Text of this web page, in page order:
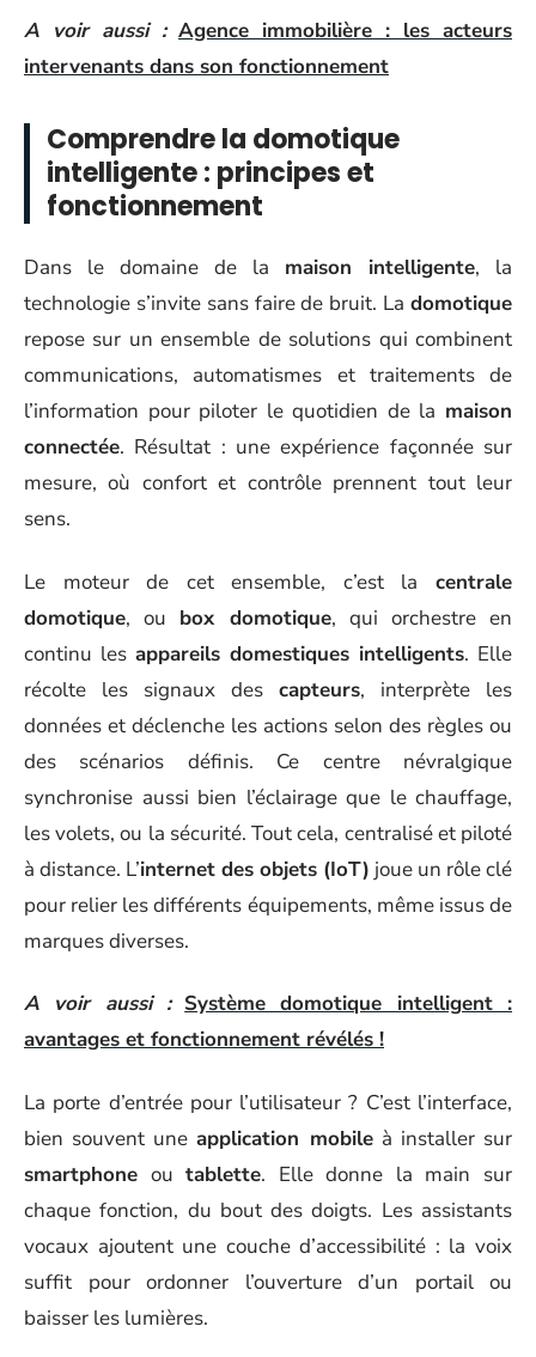
A voir aussi : Agence immobilière : les acteurs
intervenants dans son fonctionnement
Comprendre la domotique
intelligente : principes et
fonctionnement
Dans le domaine de la maison intelligente, la
technologie s’invite sans faire de bruit. La domotique
repose sur un ensemble de solutions qui combinent
communications, automatismes et traitements de
l’information pour piloter le quotidien de la maison
connectée. Résultat : une expérience façonnée sur
mesure, où confort et contrôle prennent tout leur
sens.
Le moteur de cet ensemble, c’est la centrale
domotique, ou box domotique, qui orchestre en
continu les appareils domestiques intelligents. Elle
récolte les signaux des capteurs, interprète les
données et déclenche les actions selon des règles ou
des scénarios définis. Ce centre névralgique
synchronise aussi bien l’éclairage que le chauffage,
les volets, ou la sécurité. Tout cela, centralisé et piloté
à distance. L’internet des objets (IoT) joue un rôle clé
pour relier les différents équipements, même issus de
marques diverses.
A voir aussi : Système domotique intelligent :
avantages et fonctionnement révélés !
La porte d’entrée pour l’utilisateur ? C’est l’interface,
bien souvent uneapplication mobileà installer sur
smartphone outablette. Elle donne la main sur
chaque fonction, du bout des doigts. Les assistants
vocaux ajoutent une couche d’accessibilité : la voix
suffit pour ordonner l’ouverture d’un portail ou
baisser les lumières.